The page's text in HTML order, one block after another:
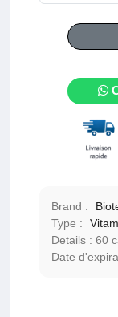
Brand :
Type :
Details :
Date